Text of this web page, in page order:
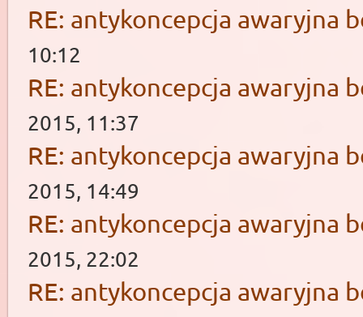
RE: antykoncepcja awaryjna
10:12
RE: antykoncepcja awaryjna
2015, 11:37
RE: antykoncepcja awaryjna
2015, 14:49
RE: antykoncepcja awaryjna
2015, 22:02
RE: antykoncepcja awaryjna